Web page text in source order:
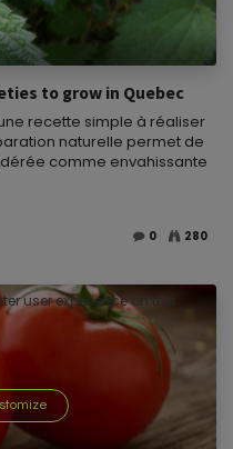
to grow in Quebec
une recette simple à réaliser
naturelle permet de
comme envahissante
0 280
user experience on this